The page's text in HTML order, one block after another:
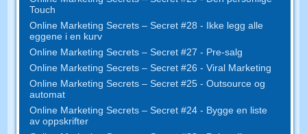
Touch
Online Marketing Secrets – Secret #28 - Ikke legg alle
eggene i en kurv
Online Marketing Secrets – Secret #27 - Pre-salg
Online Marketing Secrets – Secret #26 - Viral Marketing
Online Marketing Secrets – Secret #25 - Outsource og
automat
Online Marketing Secrets – Secret #24 - Bygge en liste
av oppskrifter